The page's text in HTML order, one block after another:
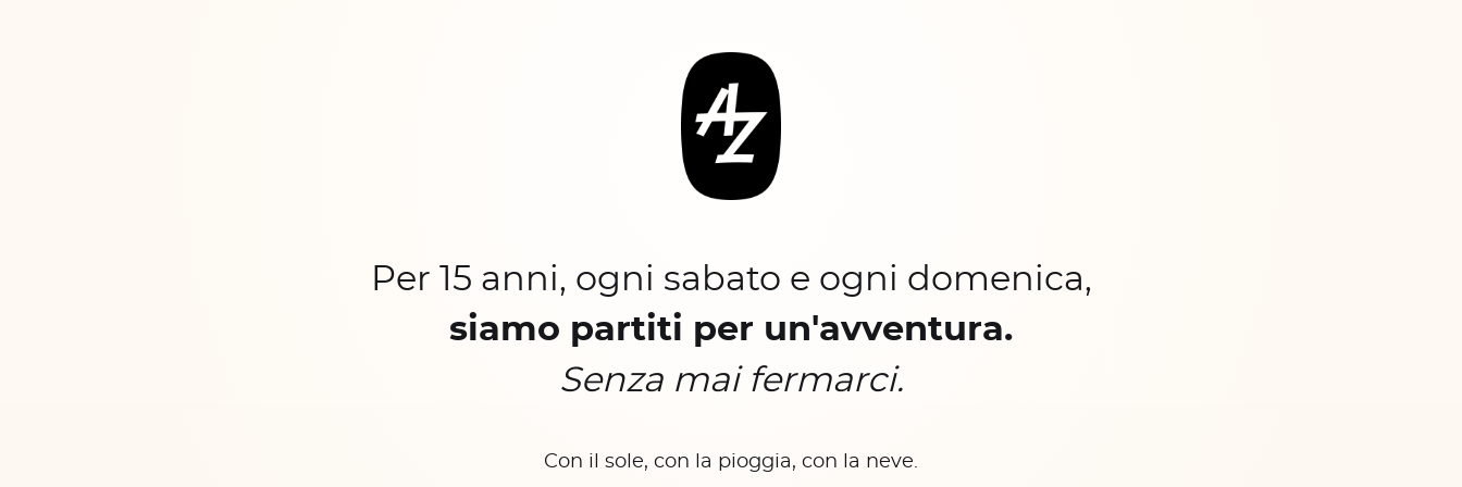
Per 15 anni, ogni sabato e ogni domenica,
siamo partiti per un'avventura.
Senza mai fermarci.
Con il sole, con la pioggia, con la neve.